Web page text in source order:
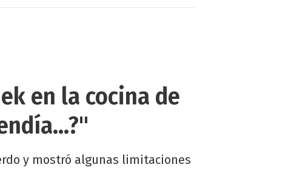
en la cocina de
y mostró algunas limitaciones